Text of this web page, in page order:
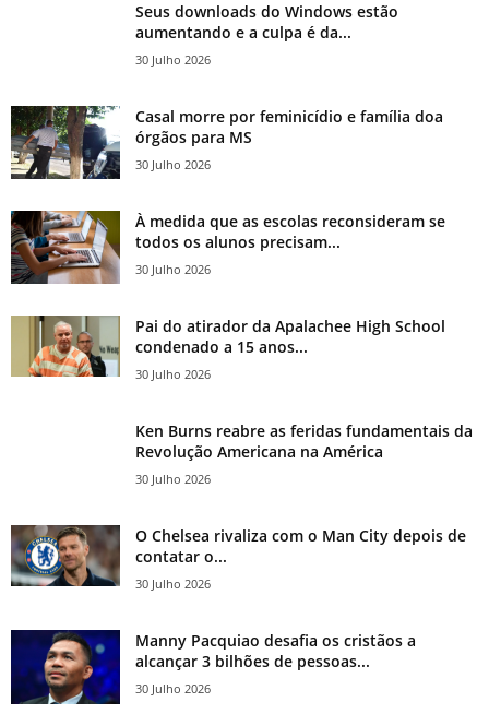
Seus downloads do Windows estão
aumentando e a culpa é da...
30 Julho 2026
Casal morre por feminicídio e família doa
órgãos para MS
30 Julho 2026
À medida que as escolas reconsideram se
todos os alunos precisam...
30 Julho 2026
Pai do atirador da Apalachee High School
condenado a 15 anos...
30 Julho 2026
Ken Burns reabre as feridas fundamentais da
Revolução Americana na América
30 Julho 2026
O Chelsea rivaliza com o Man City depois de
contatar o...
30 Julho 2026
Manny Pacquiao desafia os cristãos a
alcançar 3 bilhões de pessoas...
30 Julho 2026